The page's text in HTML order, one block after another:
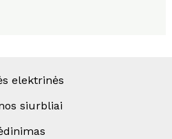
elektrinės
siurbliai